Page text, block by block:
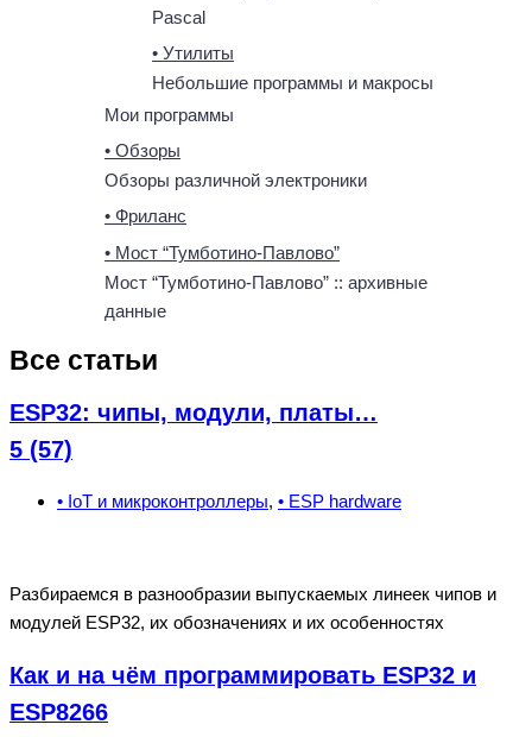
Pascal
• Утилиты
Небольшие программы и макросы
Мои программы
• Обзоры
Обзоры различной электроники
• Фриланс
• Мост “Тумботино-Павлово”
Мост “Тумботино-Павлово” :: архивные
данные
Все статьи
ESP32: чипы, модули, платы…
5 (57)
• IoT и микроконтроллеры, • ESP hardware
Разбираемся в разнообразии выпускаемых линеек чипов и
модулей ESP32, их обозначениях и их особенностях
Как и на чём программировать ESP32 и
ESP8266